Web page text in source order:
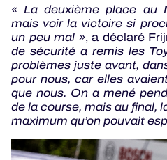
« La deuxième place au
mais voir la victoire si
un peu mal », a déclaré
de sécurité a remis les
problèmes juste avant,
pour nous, car elles
que nous. On a mené
de la course, mais au final,
maximum qu’on pouvait